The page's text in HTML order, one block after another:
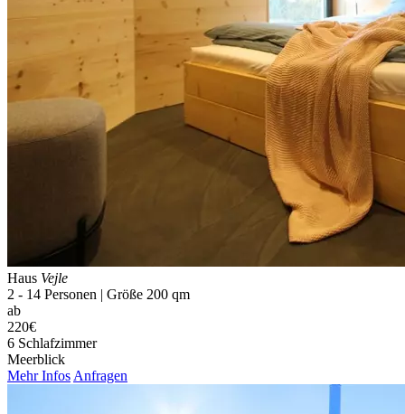
Haus Vejle
2 - 14 Personen | Größe 200 qm
ab
220€
6 Schlaf­zimmer
Meerblick
Mehr Infos Anfragen